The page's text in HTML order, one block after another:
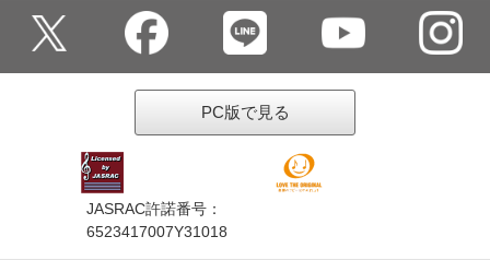
PC版で見る
JASRAC許諾番号：
6523417007Y31018